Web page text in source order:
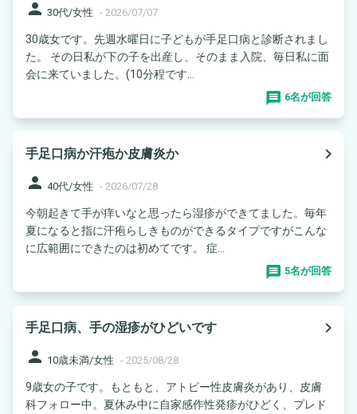
person 30代/女性 - 2026/07/07
30歳女です。先週水曜日に子どもが手足口病と診断されまし
た。 その日私が下の子を出産し、そのまま入院、毎日私に面
会に来ていました。(10分程です...
6名が回答
手足口病か汗疱か皮膚炎か
navigate_next
person 40代/女性 - 2026/07/28
今朝起きて手が痒いなと思ったら湿疹ができてました。毎年
夏になると指に汗疱らしきものができるタイプですがこんな
に広範囲にできたのは初めてです。 症...
5名が回答
手足口病、手の湿疹がひどいです
navigate_next
person 10歳未満/女性 - 2025/08/28
9歳女の子です。もともと、アトピー性皮膚炎があり、皮膚
科フォロー中。夏休み中に自家感作性発疹がひどく、プレド